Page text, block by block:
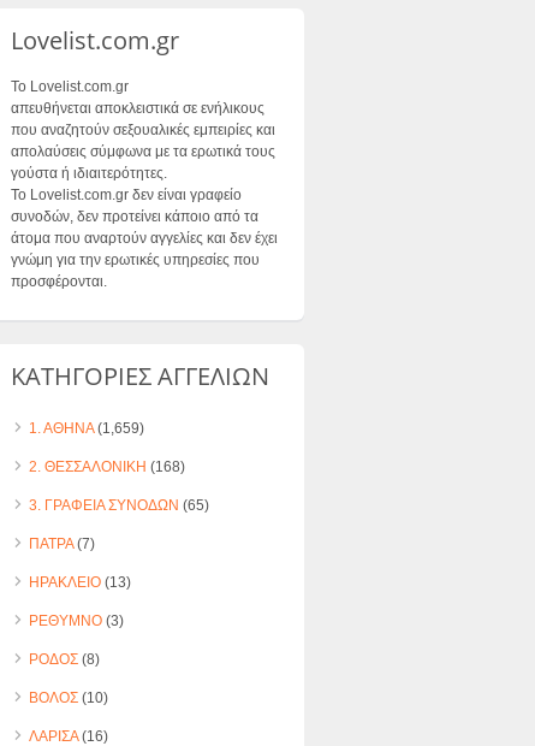
Lovelist.com.gr
Το Lovelist.com.gr
απευθήνεται αποκλειστικά σε ενήλικους
που αναζητούν σεξουαλικές εμπειρίες και
απολαύσεις σύμφωνα με τα ερωτικά τους
γούστα ή ιδιαιτερότητες.
Το Lovelist.com.gr δεν είναι γραφείο
συνοδών, δεν προτείνει κάποιο από τα
άτομα που αναρτούν αγγελίες και δεν έχει
γνώμη για την ερωτικές υπηρεσίες που
προσφέρονται.
ΚΑΤΗΓΟΡΙΕΣ ΑΓΓΕΛΙΩΝ
1. ΑΘΗΝΑ(1,659)
2. ΘΕΣΣΑΛΟΝΙΚΗ (168)
3. ΓΡΑΦΕΙΑ ΣΥΝΟΔΩΝ (65)
ΠΑΤΡΑ(7)
ΗΡΑΚΛΕΙΟ(13)
ΡΕΘΥΜΝΟ(3)
ΡΟΔΟΣ(8)
ΒΟΛΟΣ(10)
ΛΑΡΙΣΑ(16)